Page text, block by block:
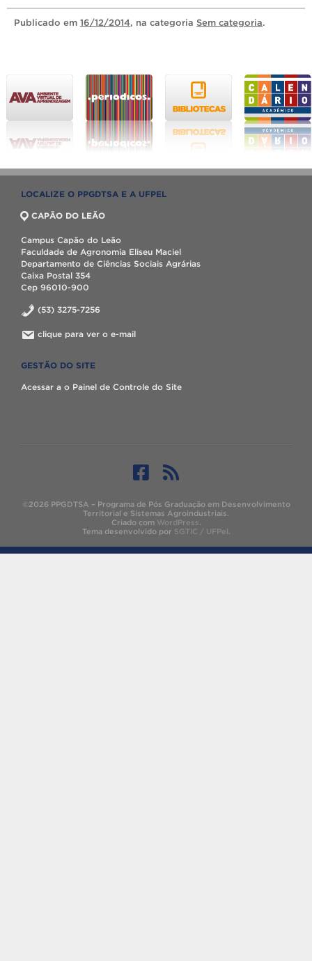
Publicado em 16/12/2014, na categoria Sem categoria.
LOCALIZE O PPGDTSA E A UFPEL
CAPÃO DO LEÃO
Campus Capão do Leão
Faculdade de Agronomia Eliseu Maciel
Departamento de Ciências Sociais Agrárias
Caixa Postal 354
Cep 96010-900
(53) 3275-7256
clique para ver o e-mail
GESTÃO DO SITE
Acessar a o Painel de Controle do Site
©2026 PPGDTSA – Programa de Pós Graduação em Desenvolvimento
Territorial e Sistemas Agroindustriais.
Criado com WordPress.
Tema desenvolvido por SGTIC / UFPel.